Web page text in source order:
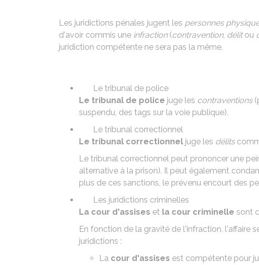
Les juridictions pénales jugent les personnes
d'avoir commis une infraction(contravention, délitou
juridiction compétente ne sera pas la même.
Le tribunal de police
Le tribunal de police juge les contraventions
suspendu, des tags sur la voie publique).
Le tribunal correctionnel
Le tribunal correctionnel juge les délits
Le tribunal correctionnel peut prononcer une
alternative à la prison). Il peut également
plus de ces sanctions, le prévenu encourt des
Les juridictions criminelles
La cour d'assises et la cour criminelle sont
En fonction de la gravité de l'infraction, l'affaire
juridictions :
La cour d'assises est compétente pour